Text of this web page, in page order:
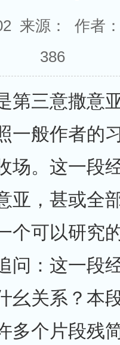
来源： 作者
386
第三意撒意
一般作者的
场。这一段
亚，甚或全
个可以研究
问：这一段
幺关系？本
多个片段残